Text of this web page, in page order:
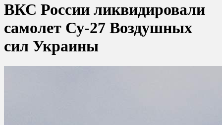
ВКС России ликвидировали
самолет Су-27 Воздушных
сил Украины